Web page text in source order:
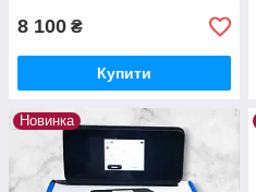
8 100 ₴
Купити
Новинка